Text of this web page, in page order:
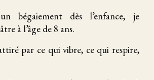
bégaiement dès l’enfance, je
à l’âge de 8 ans.
par ce qui vibre, ce qui respire,